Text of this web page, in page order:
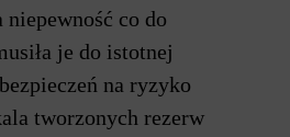
niepewność co do
je do istotnej
na ryzyko
tworzonych rezerw